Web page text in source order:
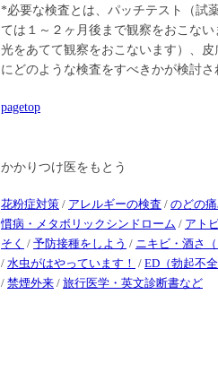
*必要な検査とは、パッチテスト（試
ては１～２ヶ月後まで観察をおこな
光をあてて観察をおこないます）、
にどのような検査をすべきかが検討さ
pagetop
かかりつけ医をもとう
花粉症対策 / アレルギーの検査 / のどの痛
慣病・メタボリックシンドローム / アト
そく / 予防接種をしよう / ニキビ・酒さ
/ 水虫がはやっています！ / ED（勃起不
/ 禁煙外来 / 旅行医学・英文診断書など